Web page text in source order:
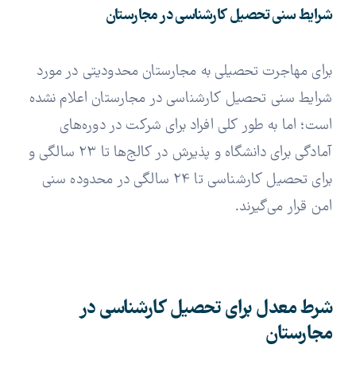
شرایط سنی تحصیل کارشناسی در مجارستان
برای مهاجرت تحصیلی به مجارستان محدودیتی در مورد
شرایط سنی تحصیل کارشناسی در مجارستان اعلام نشده
است؛ اما به طور کلی افراد برای شرکت در دوره‌های
آمادگی برای دانشگاه و پذیرش در کالج‌ها تا 23 سالگی و
برای تحصیل کارشناسی تا 24 سالگی در محدوده سنی
امن قرار می‌گیرند.
شرط معدل برای تحصیل کارشناسی در
مجارستان